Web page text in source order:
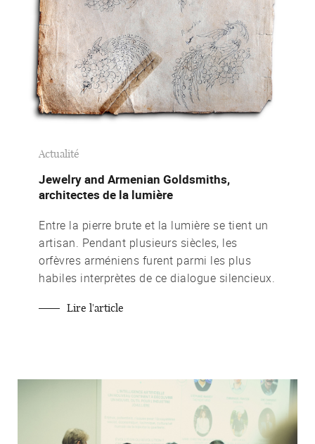
Actualité
Jewelry and Armenian Goldsmiths,
architectes de la lumière
Entre la pierre brute et la lumière se tient un
artisan. Pendant plusieurs siècles, les
orfèvres arméniens furent parmi les plus
habiles interprètes de ce dialogue silencieux.
Lire l'article